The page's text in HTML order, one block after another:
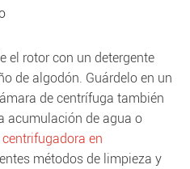
el rotor con un detergente
de algodón. Guárdelo en un
de centrífuga también
acumulación de agua o
en
métodos de limpieza y